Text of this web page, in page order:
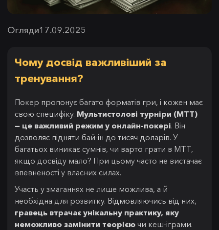
Огляди17.09.2025
Чому досвід важливіший за
тренування?
Покер пропонує багато форматів гри, і кожен має
свою специфіку. Мультистолові турніри (MTT)
— це важливий режим у онлайн-покері. Він
дозволяє підняти бай-ін до тисяч доларів. У
багатьох виникає сумнів, чи варто грати в MTT,
якщо досвіду мало? При цьому часто не вистачає
впевненості у власних силах.
Участь у змаганнях не лише можлива, а й
необхідна для розвитку. Відмовляючись від них,
гравець втрачає унікальну практику, яку
неможливо замінити теорією чи кеш-іграми.